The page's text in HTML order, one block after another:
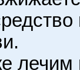
лечим